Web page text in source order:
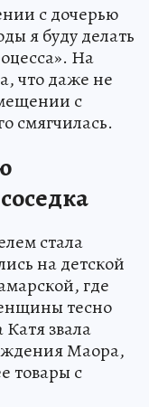
с дочерью
я буду делать
На
что даже не
с
смягчилась.
стала
на детской
где
тесно
Катя звала
Маора,
товары с